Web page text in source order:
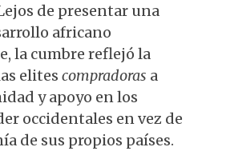
de presentar una
africano
la cumbre reflejó la
elites compradoras a
y apoyo en los
occidentales en vez de
de sus propios países.